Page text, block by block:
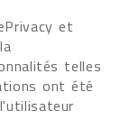
et
telles
ont été